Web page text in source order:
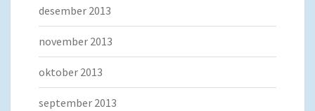
desember 2013
november 2013
oktober 2013
september 2013